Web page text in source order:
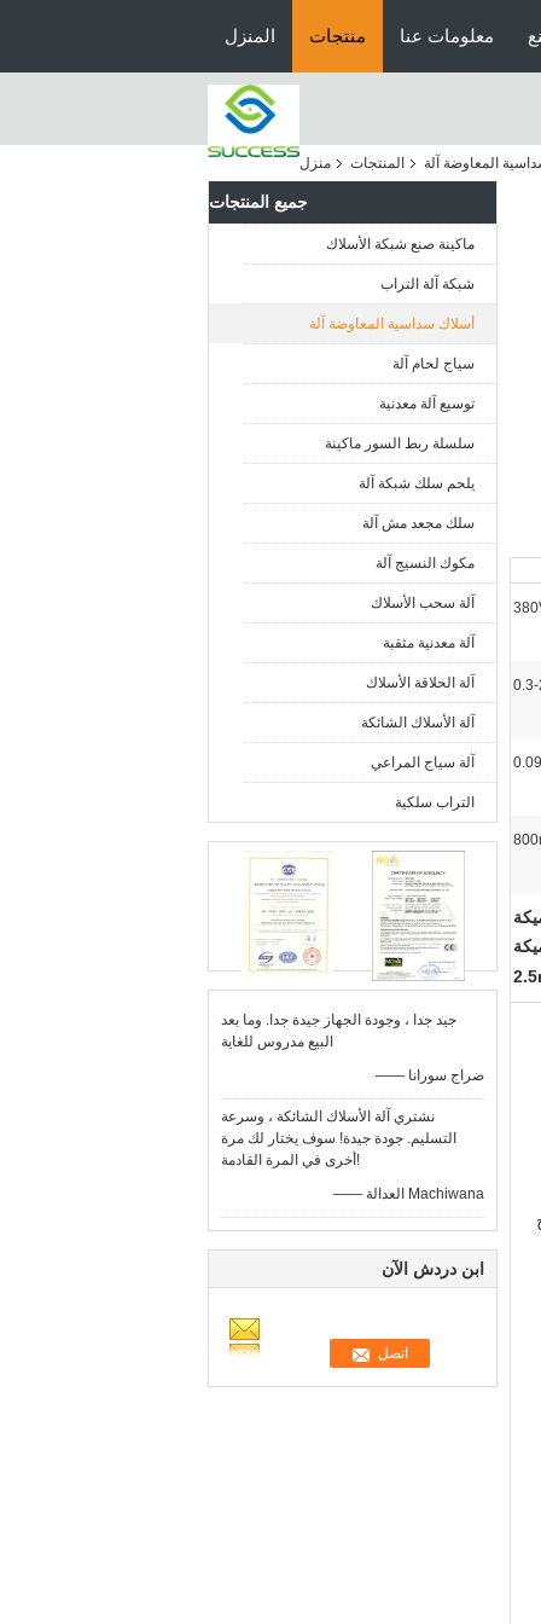
المنزل منتجات معلومات عنا
منزل
المنتجات المعاوضة آلة
جميع المنتجات
ماكينة صنع شبكة الأسلاك
شبكة آلة التراب
أسلاك سداسية المعاوضة آلة
سياج لحام آلة
توسيع آلة معدنية
سلسلة ربط السور ماكينة
يلحم سلك شبكة آلة
سلك مجعد مش آلة
مكوك النسيج آلة
آلة سحب الأسلاك
آلة معدنية مثقبة
آلة الحلاقة الأسلاك
آلة الأسلاك الشائكة
آلة سياج المراعي
التراب سلكية
جيد جدا ، وجودة الجهاز جيدة جدا. وما بعد
البيع مدروس للغاية
—— ضراج سورانا
نشتري آلة الأسلاك الشائكة ، وسرعة
التسليم. جودة جيدة! سوف يختار لك مرة
أخرى في المرة القادمة!
—— العدالة Machiwana
ابن دردش الآن
السميكة